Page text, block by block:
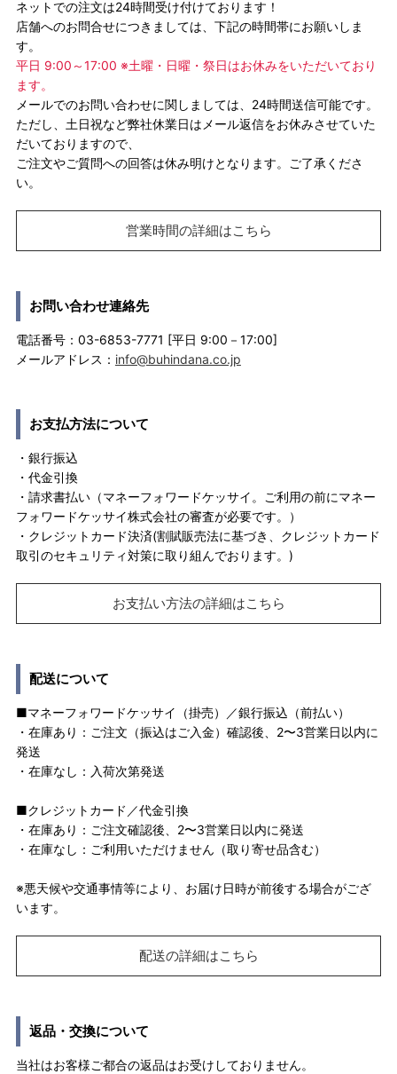
ネットでの注文は24時間受け付けております！
店舗へのお問合せにつきましては、下記の時間帯にお願いしま
す。
平日 9:00～17:00 ※土曜・日曜・祭日はお休みをいただいており
ます。
メールでのお問い合わせに関しましては、24時間送信可能です。
ただし、土日祝など弊社休業日はメール返信をお休みさせていた
だいておりますので、
ご注文やご質問への回答は休み明けとなります。ご了承くださ
い。
営業時間の詳細はこちら
お問い合わせ連絡先
電話番号：03-6853-7771 [平日 9:00－17:00]
メールアドレス： info@buhindana.co.jp
お支払方法について
・銀行振込
・代金引換
・請求書払い（マネーフォワードケッサイ。ご利用の前にマネー
フォワードケッサイ株式会社の審査が必要です。）
・クレジットカード決済(割賦販売法に基づき、クレジットカード
取引のセキュリティ対策に取り組んでおります。)
お支払い方法の詳細はこちら
配送について
■マネーフォワードケッサイ（掛売）／銀行振込（前払い）
・在庫あり：ご注文（振込はご入金）確認後、2〜3営業日以内に
発送
・在庫なし：入荷次第発送
■クレジットカード／代金引換
・在庫あり：ご注文確認後、2〜3営業日以内に発送
・在庫なし：ご利用いただけません（取り寄せ品含む）
※悪天候や交通事情等により、お届け日時が前後する場合がござ
います。
配送の詳細はこちら
返品・交換について
当社はお客様ご都合の返品はお受けしておりません。